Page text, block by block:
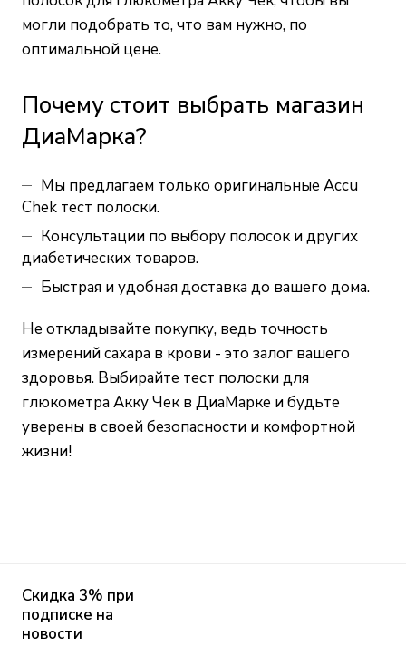
могли подобрать то, что вам нужно, по
оптимальной цене.
Почему стоит выбрать магазин
ДиаМарка?
Мы предлагаем только оригинальные Accu
Chek тест полоски.
Консультации по выбору полосок и других
диабетических товаров.
Быстрая и удобная доставка до вашего дома.
Не откладывайте покупку, ведь точность
измерений сахара в крови - это залог вашего
здоровья. Выбирайте тест полоски для
глюкометра Акку Чек в ДиаМарке и будьте
уверены в своей безопасности и комфортной
жизни!
Скидка 3% при
подписке на
новости